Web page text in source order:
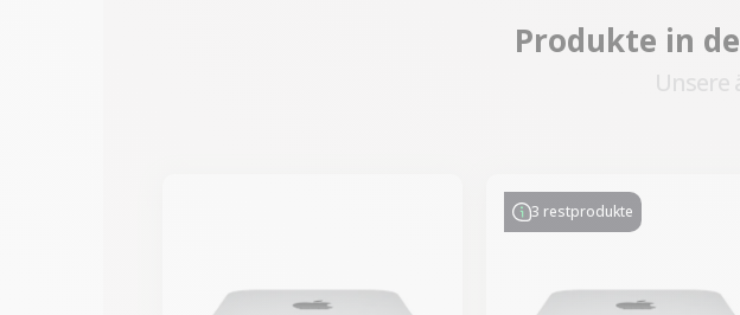
Produkte in
Unsere
3 restprodukte